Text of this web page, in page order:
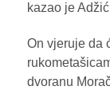
kazao je
On vjeruje da
dvoranu